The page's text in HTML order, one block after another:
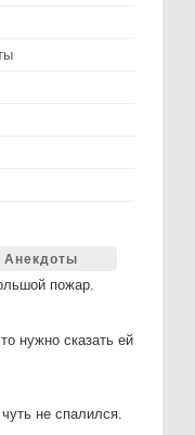
пожар.
нужно сказать ей
не спалился.